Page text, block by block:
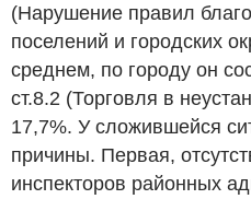
(Нарушение правил
поселений и городских
среднем, по городу он
ст.8.2 (Торговля в
17,7%. У сложившейся
причины. Первая,
инспекторов районных